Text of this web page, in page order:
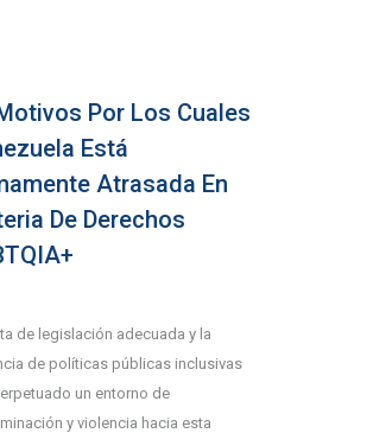
Por Los Cuales
Está
Atrasada En
De Derechos
de legislación adecuada y la
de políticas públicas inclusivas
un entorno de
y violencia hacia esta